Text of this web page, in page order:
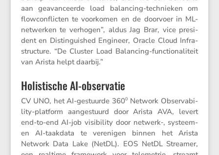
aan geavan­ceerde load balan­cing-technieken om
flowcon­flicten te voorkomen en de doorvoer in ML-
netwerken te verhogen”, aldus Jag Brar, vice presi­
dent en Distin­guished Engineer, Oracle Cloud Infra­
struc­ture. “De Cluster Load Balan­cing-functi­o­na­li­teit
van Arista helpt daarbij.”
Holistische AI-observatie
CV UNO, het AI-gestuurde 3600 Network Obser­va­bi­
lity-platform aange­stuurd door Arista AVA, levert
end-to-end AI-job visibi­lity door netwerk‑, systeem-
en AI-taakdata te verenigen binnen het Arista
Network Data Lake (NetDL). EOS NetDL Streamer,